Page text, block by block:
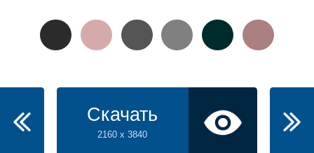
Скачать
2160 x 3840